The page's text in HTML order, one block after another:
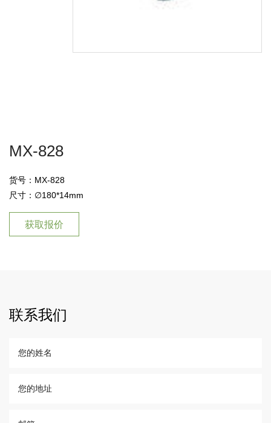
MX-828
货号：MX-828
尺寸：∅180*14mm
获取报价
联系我们